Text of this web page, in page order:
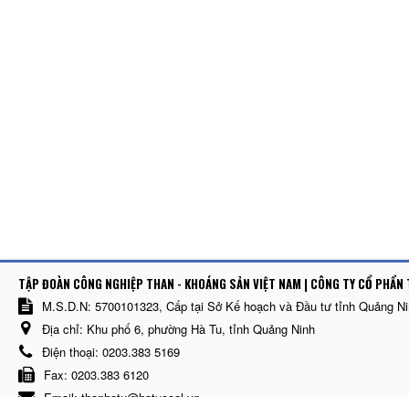
TẬP ĐOÀN CÔNG NGHIỆP THAN - KHOÁNG SẢN VIỆT NAM | CÔNG TY CỔ
M.S.D.N: 5700101323, Cấp tại Sở Kế hoạch và Đầu tư tỉnh Quảng
Địa chỉ: Khu phố 6, phường Hà Tu, tỉnh Quảng Ninh
Điện thoại: 0203.383 5169
Fax: 0203.383 6120